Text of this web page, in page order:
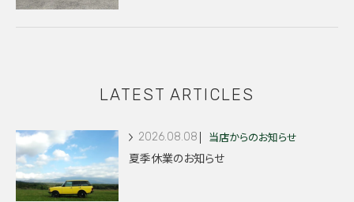
LATEST ARTICLES
2026.08.08 当店からのお知らせ
夏季休業のお知らせ